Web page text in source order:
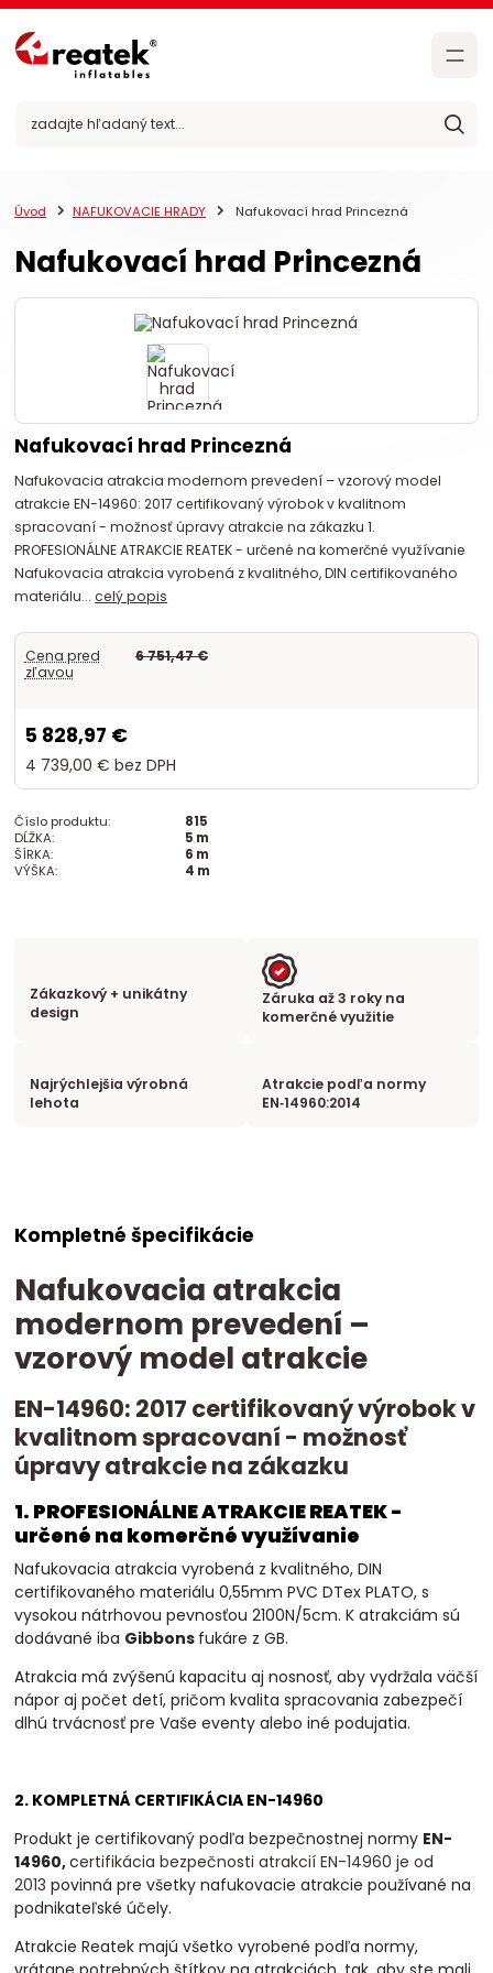
Úvod NAFUKOVACIE HRADY Nafukovací hrad Princezná
Nafukovací hrad Princezná
Nafukovací hrad Princezná
Nafukovacia atrakcia modernom prevedení – vzorový model
atrakcie EN-14960: 2017 certifikovaný výrobok v kvalitnom
spracovaní - možnosť úpravy atrakcie na zákazku 1.
PROFESIONÁLNE ATRAKCIE REATEK - určené na komerčné využívanie
Nafukovacia atrakcia vyrobená z kvalitného, DIN certifikovaného
materiálu...celý popis
Cena pred
zľavou
6 751,47 €
5 828,97 €
4 739,00 € bez DPH
Číslo produktu:
815
DĹŽKA:
5 m
ŠÍRKA:
6 m
VÝŠKA:
4 m
Zákazkový + unikátny
design
Záruka až 3 roky na
komerčné využitie
Najrýchlejšia výrobná
lehota
Atrakcie podľa normy
EN‑14960:2014
Kompletné špecifikácie
Nafukovacia atrakcia
modernom prevedení –
vzorový model atrakcie
EN-14960: 2017 certifikovaný výrobok v
kvalitnom spracovaní - možnosť
úpravy atrakcie na zákazku
1. PROFESIONÁLNE ATRAKCIE REATEK -
určené na komerčné využívanie
Nafukovacia atrakcia vyrobená z kvalitného, DIN
certifikovaného materiálu 0,55mm PVC DTex PLATO, s
vysokou nátrhovou pevnosťou 2100N/5cm. K atrakciám sú
dodávané iba Gibbons fukáre z GB.
Atrakcia má zvýšenú kapacitu aj nosnosť, aby vydržala väčší
nápor aj počet detí, pričom kvalita spracovania zabezpečí
dlhú trvácnosť pre Vaše eventy alebo iné podujatia.
2. KOMPLETNÁ CERTIFIKÁCIA EN-14960
Produkt je certifikovaný podľa bezpečnostnej normy EN-
14960,certifikácia bezpečnosti atrakcií EN-14960 je od
2013povinnápre všetky nafukovacie atrakcie používané na
podnikateľské účely.
Atrakcie Reatek majú všetko vyrobené podľa normy,